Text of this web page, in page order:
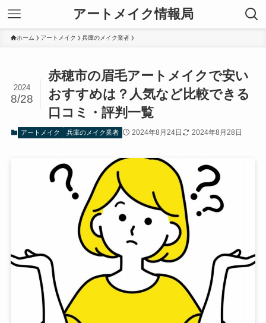
アートメイク情報局
ホーム アートメイク 兵庫のメイク業者
赤穂市の眉毛アートメイクで安い
おすすめは？人気など比較できる
口コミ・評判一覧
2024
8/28
アートメイク 兵庫のメイク業者 2024年8月24日 2024年8月28日